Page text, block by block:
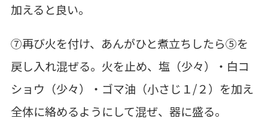
加えると良い。
⑦再び火を付け、あんがひと煮立ちしたら⑤を
戻し入れ混ぜる。火を止め、塩（少々）・白コ
ショウ（少々）・ゴマ油（小さじ１/２）を加え
全体に絡めるようにして混ぜ、器に盛る。